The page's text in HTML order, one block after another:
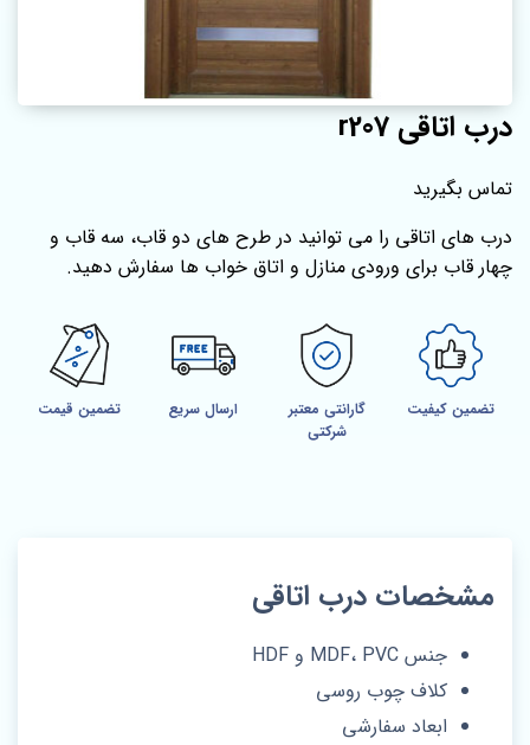
درب اتاقی r207
تماس بگیرید
درب های اتاقی را می توانید در طرح های دو قاب، سه قاب و
چهار قاب برای ورودی منازل و اتاق خواب ها سفارش دهید.
تضمین کیفیت
گارانتی معتبر
شرکتی
ارسال سریع تضمین قیمت
مشخصات درب اتاقی
جنس MDF، PVC و HDF
کلاف چوب روسی
ابعاد سفارشی